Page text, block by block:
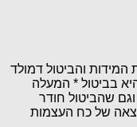
המידות והביטול דמולד
בביטול * המעלה
שהביטול חודר
של כח העצמות